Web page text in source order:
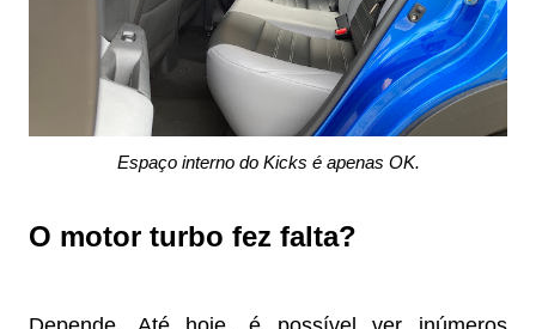
Espaço interno do Kicks é apenas OK.
O motor turbo fez falta?